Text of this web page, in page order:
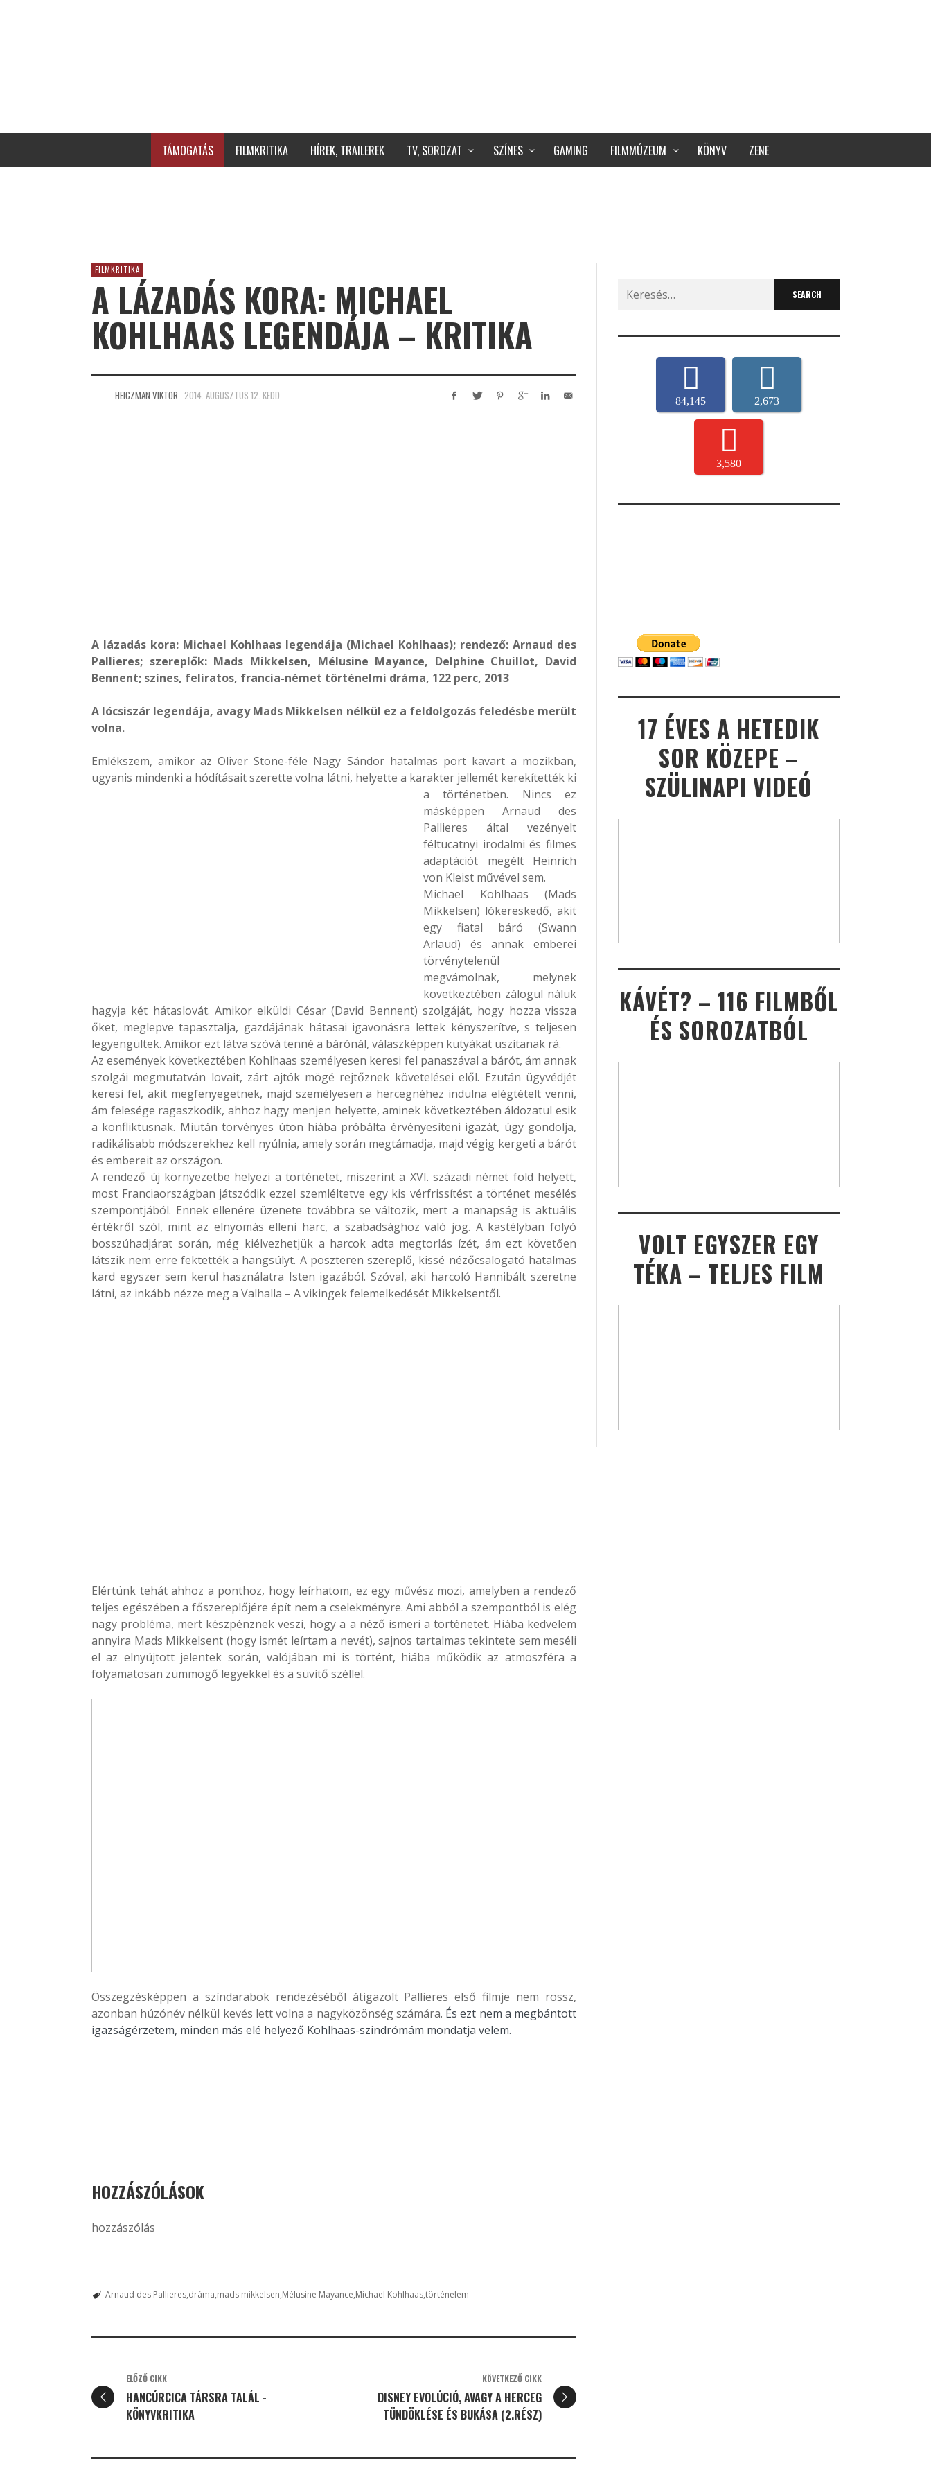
TÁMOGATÁS FILMKRITIKA HÍREK, TRAILEREK TV, SOROZAT SZÍNES GAMING FILMMÚZEUM KÖNYV ZENE
FILMKRITIKA
A LÁZADÁS KORA: MICHAEL
KOHLHAAS LEGENDÁJA – KRITIKA
HEICZMAN VIKTOR 2014. AUGUSZTUS 12. KEDD
A lázadás kora: Michael Kohlhaas legendája (Michael Kohlhaas); rendező: Arnaud des
Pallieres; szereplők: Mads Mikkelsen, Mélusine Mayance, Delphine Chuillot, David
Bennent; színes, feliratos, francia-német történelmi dráma, 122 perc, 2013
A lócsiszár legendája, avagy Mads Mikkelsen nélkül ez a feldolgozás feledésbe merült
volna.
Emlékszem, amikor az Oliver Stone-féle Nagy Sándor hatalmas port kavart a mozikban,
ugyanis mindenki a hódításait szerette volna látni, helyette a karakter jellemét kerekítették ki
a történetben. Nincs ez
másképpen Arnaud des
Pallieres által vezényelt
féltucatnyi irodalmi és filmes
adaptációt megélt Heinrich
von Kleist művével sem.
Michael Kohlhaas (Mads
Mikkelsen) lókereskedő, akit
egy fiatal báró (Swann
Arlaud) és annak emberei
törvénytelenül
megvámolnak, melynek
következtében zálogul náluk
hagyja két hátaslovát. Amikor elküldi César (David Bennent) szolgáját, hogy hozza vissza
őket, meglepve tapasztalja, gazdájának hátasai igavonásra lettek kényszerítve, s teljesen
legyengültek. Amikor ezt látva szóvá tenné a bárónál, válaszképpen kutyákat uszítanak rá.
Az események következtében Kohlhaas személyesen keresi fel panaszával a bárót, ám annak
szolgái megmutatván lovait, zárt ajtók mögé rejtőznek követelései elől. Ezután ügyvédjét
keresi fel, akit megfenyegetnek, majd személyesen a hercegnéhez indulna elégtételt venni,
ám felesége ragaszkodik, ahhoz hagy menjen helyette, aminek következtében áldozatul esik
a konfliktusnak. Miután törvényes úton hiába próbálta érvényesíteni igazát, úgy gondolja,
radikálisabb módszerekhez kell nyúlnia, amely során megtámadja, majd végig kergeti a bárót
és embereit az országon.
A rendező új környezetbe helyezi a történetet, miszerint a XVI. századi német föld helyett,
most Franciaországban játszódik ezzel szemléltetve egy kis vérfrissítést a történet mesélés
szempontjából. Ennek ellenére üzenete továbbra se változik, mert a manapság is aktuális
értékről szól, mint az elnyomás elleni harc, a szabadsághoz való jog. A kastélyban folyó
bosszúhadjárat során, még kiélvezhetjük a harcok adta megtorlás ízét, ám ezt követően
látszik nem erre fektették a hangsúlyt. A poszteren szereplő, kissé nézőcsalogató hatalmas
kard egyszer sem kerül használatra Isten igazából. Szóval, aki harcoló Hannibált szeretne
látni, az inkább nézze meg a Valhalla – A vikingek felemelkedését Mikkelsentől.
Elértünk tehát ahhoz a ponthoz, hogy leírhatom, ez egy művész mozi, amelyben a rendező
teljes egészében a főszereplőjére épít nem a cselekményre. Ami abból a szempontból is elég
nagy probléma, mert készpénznek veszi, hogy a a néző ismeri a történetet. Hiába kedvelem
annyira Mads Mikkelsent (hogy ismét leírtam a nevét), sajnos tartalmas tekintete sem meséli
el az elnyújtott jelentek során, valójában mi is történt, hiába működik az atmoszféra a
folyamatosan zümmögő legyekkel és a süvítő széllel.
Összegzésképpen a színdarabok rendezéséből átigazolt Pallieres első filmje nem rossz,
azonban húzónév nélkül kevés lett volna a nagyközönség számára. És ezt nem a megbántott
igazságérzetem, minden más elé helyező Kohlhaas-szindrómám mondatja velem.
HOZZÁSZÓLÁSOK
hozzászólás
Arnaud des Pallieres dráma mads mikkelsen Mélusine Mayance Michael Kohlhaastörténelem
ELŐZŐ CIKK
HANCÚRCICA TÁRSRA TALÁL -
KÖNYVKRITIKA
KÖVETKEZŐ CIKK
DISNEY EVOLÚCIÓ, AVAGY A HERCEG
TÜNDÖKLÉSE ÉS BUKÁSA (2.RÉSZ)
Search
for:
84,145 2,673
3,580
17 ÉVES A HETEDIK
SOR KÖZEPE –
SZÜLINAPI VIDEÓ
KÁVÉT? – 116 FILMBŐL
ÉS SOROZATBÓL
VOLT EGYSZER EGY
TÉKA – TELJES FILM